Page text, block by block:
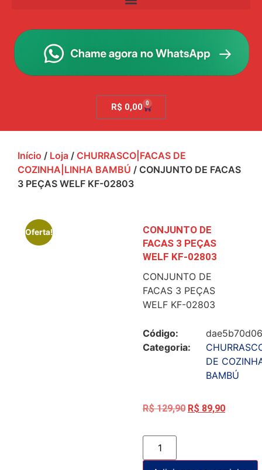
R$ 0,00 0
Início / Loja / CHURRASCO|FACAS DE
COZINHA|LINHA BAMBÚ / CONJUNTO DE FACAS
3 PEÇAS WELF KF-02803
Oferta!
CONJUNTO DE
FACAS 3 PEÇAS
WELF KF-02803
CONJUNTO DE
FACAS 3 PEÇAS
WELF KF-02803
Código:
Categoria:
DE
BAMBÚ
R$129,90 R$ 89,90